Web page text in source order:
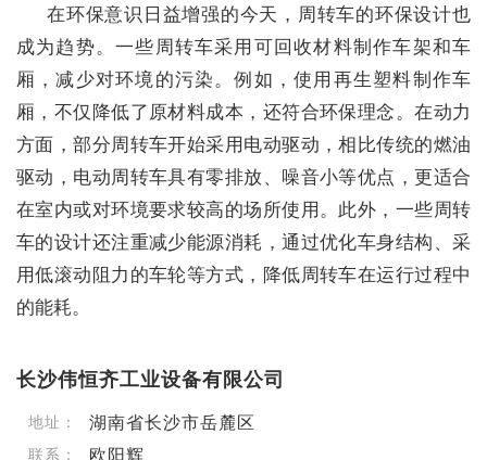
在环保意识日益增强的今天，周转车的环保设计也
成为趋势。一些周转车采用可回收材料制作车架和车
厢，减少对环境的污染。例如，使用再生塑料制作车
厢，不仅降低了原材料成本，还符合环保理念。在动力
方面，部分周转车开始采用电动驱动，相比传统的燃油
驱动，电动周转车具有零排放、噪音小等优点，更适合
在室内或对环境要求较高的场所使用。此外，一些周转
车的设计还注重减少能源消耗，通过优化车身结构、采
用低滚动阻力的车轮等方式，降低周转车在运行过程中
的能耗。
长沙伟恒齐工业设备有限公司
地址： 湖南省长沙市岳麓区
联系： 欧阳辉